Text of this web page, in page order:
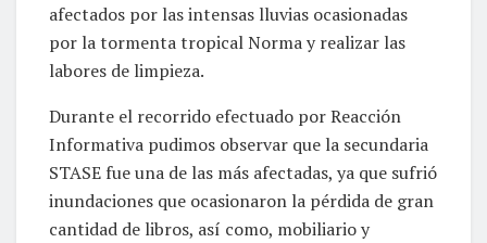
afectados por las intensas lluvias ocasionadas
por la tormenta tropical Norma y realizar las
labores de limpieza.
Durante el recorrido efectuado por Reacción
Informativa pudimos observar que la secundaria
STASE fue una de las más afectadas, ya que sufrió
inundaciones que ocasionaron la pérdida de gran
cantidad de libros, así como, mobiliario y